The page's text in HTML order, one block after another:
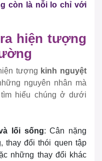
còn là nỗi lo chỉ với
hiện tượng
tượng kinh nguyệt
nguyên nhân mà
hiểu chúng ở dưới
lối sống: Cân nặng
thay đổi thói quen tập
những thay đổi khác